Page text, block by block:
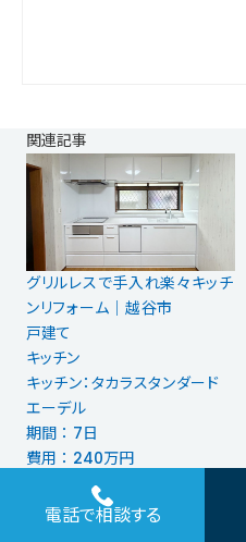
関連記事
グリルレスで手入れ楽々キッチ
ンリフォーム｜越谷市
戸建て
キッチン
キッチン：タカラスタンダード
エーデル
期間 ： 7日
費用 ： 240万円
電話で相談する